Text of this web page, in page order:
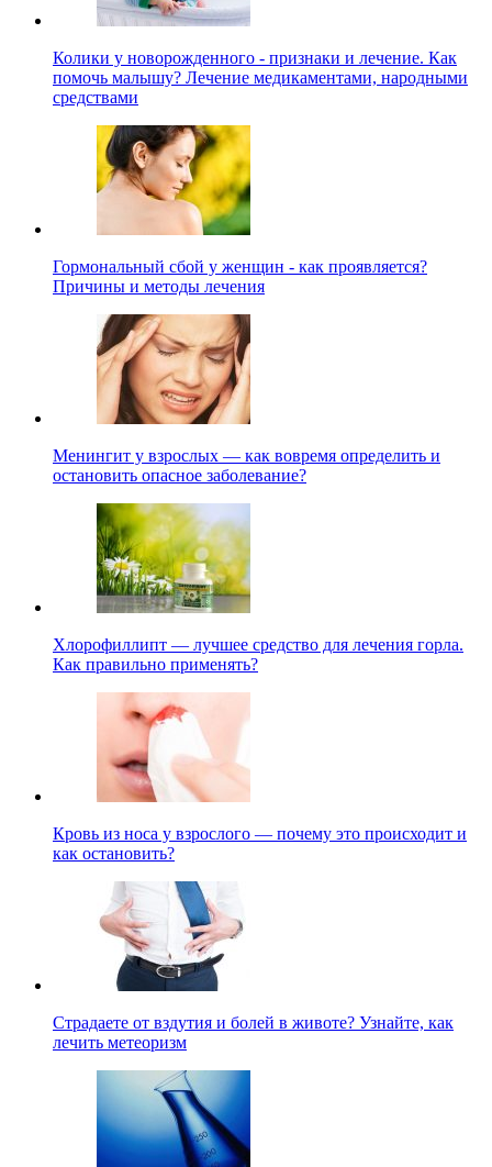
Колики у новорожденного - признаки и лечение. Как
помочь малышу? Лечение медикаментами, народными
средствами
Гормональный сбой у женщин - как проявляется?
Причины и методы лечения
Менингит у взрослых — как вовремя определить и
остановить опасное заболевание?
Хлорофиллипт — лучшее средство для лечения горла.
Как правильно применять?
Кровь из носа у взрослого — почему это происходит и
как остановить?
Страдаете от вздутия и болей в животе? Узнайте, как
лечить метеоризм